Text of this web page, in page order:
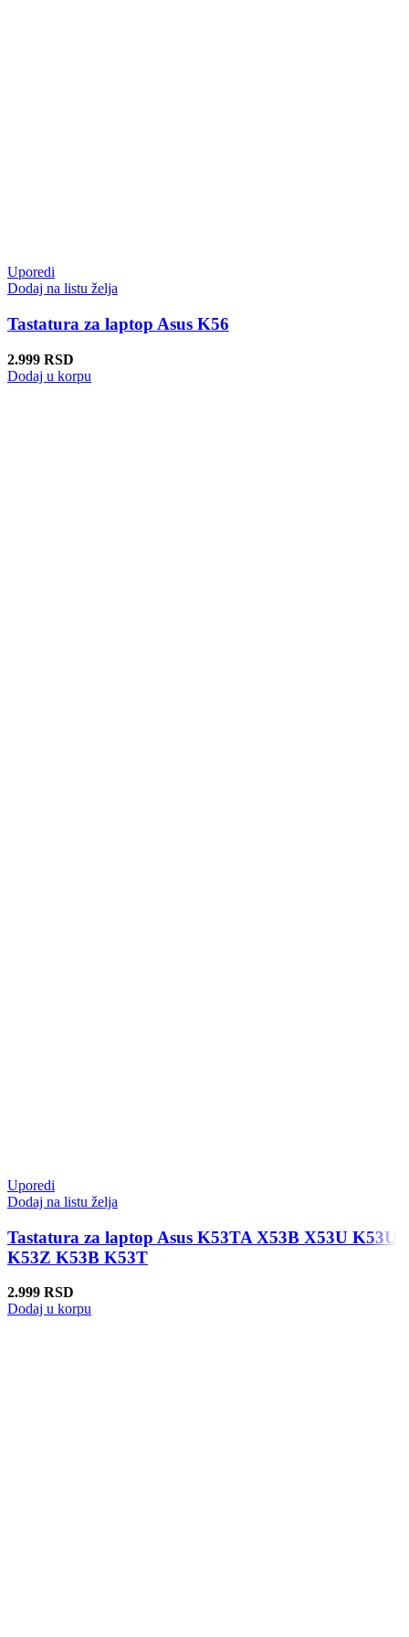
Uporedi
Dodaj na listu želja
Tastatura za laptop Asus K56
2.999 RSD
Dodaj u korpu
Uporedi
Dodaj na listu želja
Tastatura za laptop Asus K53TA X53B X53U K53U
K53Z K53B K53T
2.999 RSD
Dodaj u korpu